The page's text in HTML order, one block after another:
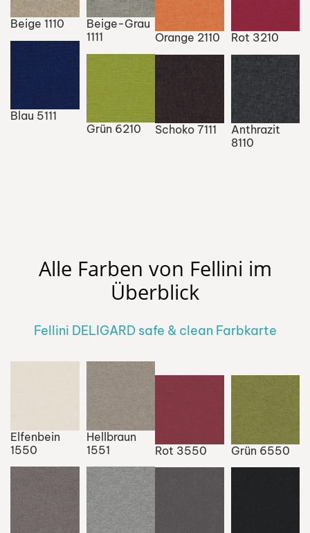
Beige 1110
Blau 5111
Beige-Grau
1111
Grün 6210
Orange 2110
Schoko 7111
Rot 3210
Anthrazit
8110
Alle Farben von Fellini im
Überblick
Fellini DELIGARD safe & clean Farbkarte
Elfenbein
1550
Hellbraun
1551
Rot 3550 Grün 6550